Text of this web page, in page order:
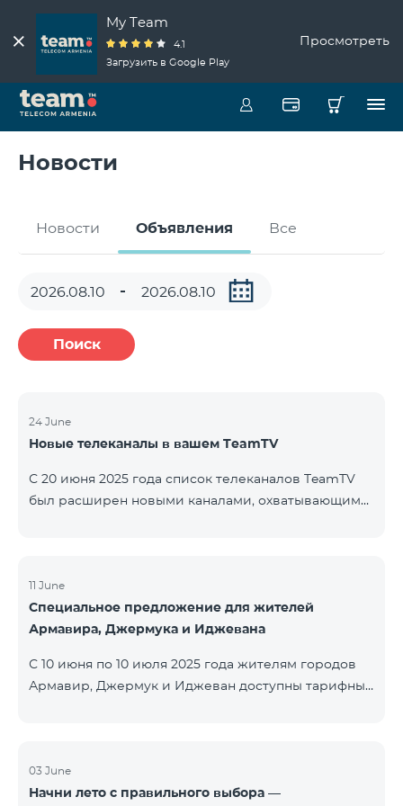
My Team
4.1
Загрузить в Google Play
Просмотреть
Новости
Новости Объявления Все
Поиск
24 June
Новые телеканалы в вашем TeamTV
С 20 июня 2025 года список телеканалов TeamTV
был расширен новыми каналами, охватывающими
Russian Информационный 230 AMEDIA Фильмы 231
AMEDIA 2 Фильмы 232 AMEDIA HIT Фильмы 233
11 June
Специальное предложение для жителей
Армавира, Джермука и Иджевана
С 10 июня по 10 июля 2025 года жителям городов
Армавир, Джермук и Иджеван доступны тарифные
предоставляется 50% скидка на первые 6 месяцев
при условии годовой подписки (12 месяцев).
03 June
Начни лето с правильного выбора —